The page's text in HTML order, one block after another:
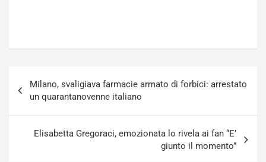
articoli
Milano, svaligiava farmacie armato di forbici: arrestato
un quarantanovenne italiano
Elisabetta Gregoraci, emozionata lo rivela ai fan “E’
giunto il momento”